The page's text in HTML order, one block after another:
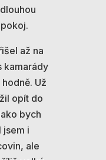
až na
kamarády
Už
opít do
bych
jsem i
ale